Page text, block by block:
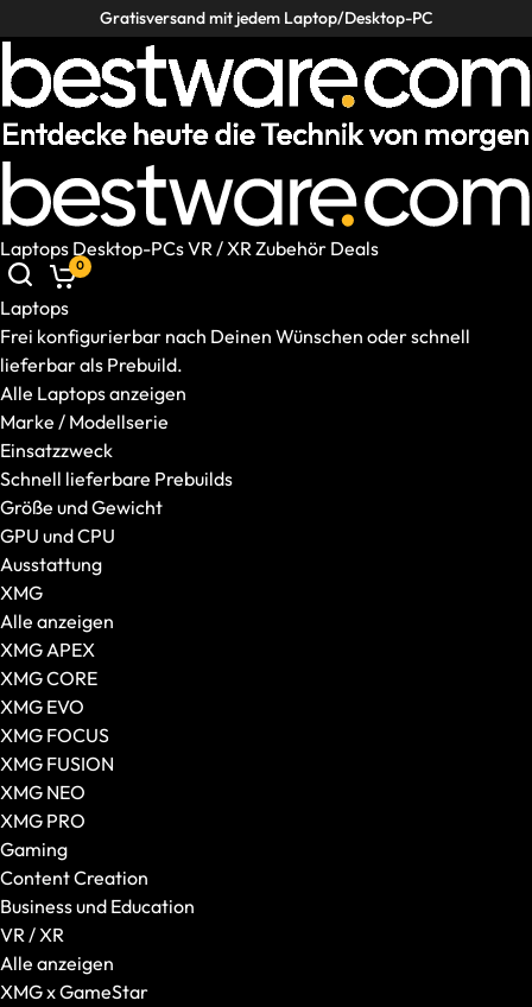
Gratisversand mit jedem Laptop/Desktop-PC
Laptops Desktop-PCsVR / XR Zubehör Deals
0
Laptops
Frei konfigurierbar nach Deinen Wünschen oder schnell
lieferbar als Prebuild.
Alle Laptops anzeigen
Marke / Modellserie
Einsatzzweck
Schnell lieferbare Prebuilds
Größe und Gewicht
GPU und CPU
Ausstattung
XMG
Alle anzeigen
XMG APEX
XMG CORE
XMG EVO
XMG FOCUS
XMG FUSION
XMG NEO
XMG PRO
Gaming
Content Creation
Business und Education
VR / XR
Alle anzeigen
XMG x GameStar
Laptops
Desktop-PCs
VR / XR
Zubehör
Deals
Helpcenter
Mobile: Deutschland, DE
Deutschland
Laptops
Alle Laptops anzeigen
Marke / Modellserie
Einsatzzweck
Schnell lieferbare Prebuilds
Größe und Gewicht
GPU und CPU
Ausstattung
Desktop-PCs
Alle Desktop-PCs anzeigen
XMG
SCHENKER
Gaming-PCs
Gehäuseart
VR / XR
VR-Brillen
AR-Brillen und Glasses
Transport und Zubehör
VR Ready-Laptops
Zubehör
Alles anzeigen
Mäuse
Tastaturen
Headsets